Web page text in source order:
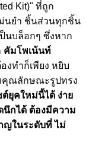
Kit)" ที่ถูก
นยำ ชิ้นส่วนทุกชิ้น
นบล็อกๆ ซึ่งหาก
คัมโพเน้นท์
งทำก็เพียง หยิบ
คุณลักษณะรูปทรง
ยุคใหม่นี้ได้ ง่าย
นึกได้ ต้องมีความ
ญในระดับที่ ไม่